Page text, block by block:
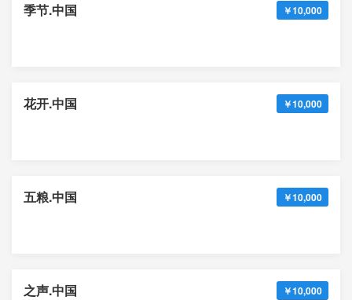
季节.中国 ￥10,000
花开.中国 ￥10,000
五粮.中国 ￥10,000
之声.中国 ￥10,000